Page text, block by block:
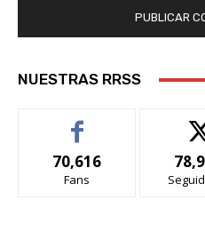
NUESTRAS RRSS
70,616
Fans